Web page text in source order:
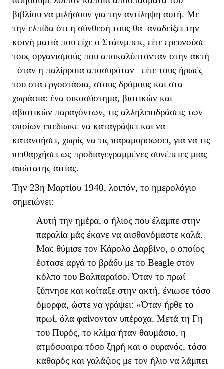
βιβλίου να μιλήσουν για την αντίληψη αυτή. Με
την ελπίδα ότι η σύνθεσή τους θα αναδείξει την
κοινή ματιά που είχε ο Στάινμπεκ, είτε ερευνούσε
τους οργανισμούς που αποκαλύπτονταν στην ακτή
–όταν η παλίρροια αποσυρόταν– είτε τους ήρωές
του στα εργοστάσια, στους δρόμους και στα
χωράφια: ένα οικοσύστημα, βιοτικών και
αβιοτικών παραγόντων, τις αλληλεπιδράσεις των
οποίων επεδίωκε να καταγράψει και να
κατανοήσει, χωρίς να τις παραμορφώσει, για να τις
πειθαρχήσει ως προδιαγεγραμμένες συνέπειες μιας
απώτατης αιτίας.
Την 23η Μαρτίου 1940, λοιπόν, το ημερολόγιο
σημειώνει:
Αυτή την ημέρα, ο ήλιος που έλαμπε στην
παραλία μάς έκανε να αισθανόμαστε καλά.
Μας θύμισε τον Κάρολο Δαρβίνο, ο οποίος
έφτασε αργά το βράδυ με το Beagle στον
κόλπο του Βαλπαραΐσο. Όταν το πρωί
ξύπνησε και κοίταξε στην ακτή, ένιωσε τόσο
όμορφα, ώστε να γράψει: «Όταν ήρθε το
πρωί, όλα φαίνονταν υπέροχα. Μετά τη Γη
του Πυρός, το κλίμα ήταν θαυμάσιο, η
ατμόσφαιρα τόσο ξηρή και ο ουρανός, τόσο
καθαρός και γαλάζιος με τον ήλιο να λάμπει